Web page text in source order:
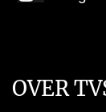
OVER